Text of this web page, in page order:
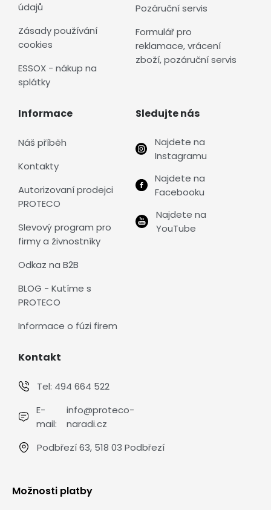
údajů
Zásady používání
cookies
ESSOX - nákup na
splátky
Pozáruční servis
Formulář pro
reklamace, vrácení
zboží, pozáruční servis
Informace
Náš příběh
Kontakty
Autorizovaní prodejci
PROTECO
Slevový program pro
firmy a živnostníky
Odkaz na B2B
BLOG - Kutíme s
PROTECO
Informace o fúzi firem
Sledujte nás
Najdete na
Instagramu
Najdete na
Facebooku
Najdete na
YouTube
Kontakt
Tel: 494 664 522
E-
mail:
info@proteco-
naradi.cz
Podbřezí 63, 518 03 Podbřezí
Možnosti platby